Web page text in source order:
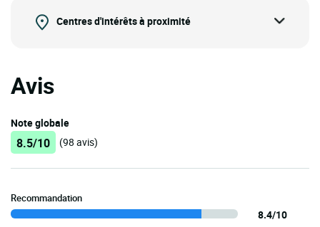
Centres d'intérêts à proximité
Avis
Note globale
8.5/10 (98 avis)
Recommandation
8.4/10